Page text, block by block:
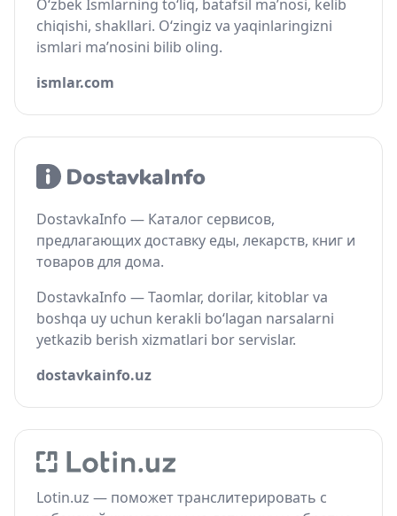
O‘zbek Ismlarning to‘liq, batafsil ma’nosi, kelib
chiqishi, shakllari. O‘zingiz va yaqinlaringizni
ismlari ma’nosini bilib oling.
ismlar.com
DostavkaInfo — Каталог сервисов,
предлагающих доставку еды, лекарств, книг и
товаров для дома.
DostavkaInfo — Taomlar, dorilar, kitoblar va
boshqa uy uchun kerakli bo‘lagan narsalarni
yetkazib berish xizmatlari bor servislar.
dostavkainfo.uz
Lotin.uz — поможет транслитерировать с